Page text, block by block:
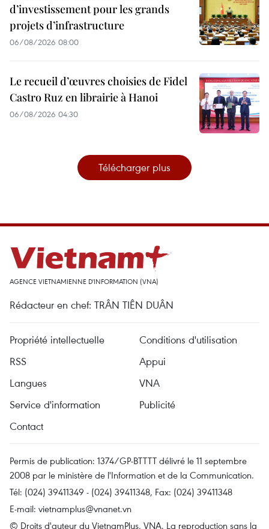
d’investissement pour les grands
projets d’infrastructure
06/08/2026 08:00
Le recueil d’œuvres choisies de Fidel
Castro Ruz en librairie à Hanoi
06/08/2026 04:30
Télécharger plus
AGENCE VIETNAMIENNE D'INFORMATION (VNA)
Rédacteur en chef: TRÂN TIÊN DUÂN
Propriété intellectuelle
Conditions d'utilisation
RSS
Appui
Langues
VNA
Service d'information
Publicité
Contact
Permis de publication: 1374/GP-BTTTT délivré le 11 septembre
2008 par le ministère de l'Information et de la Communication.
Tél: (024) 39411349 - (024) 39411348, Fax: (024) 39411348
E-mail: vietnamplus@vnanet.vn
© Droits d'auteur du VietnamPlus, VNA. La reproduction sans la